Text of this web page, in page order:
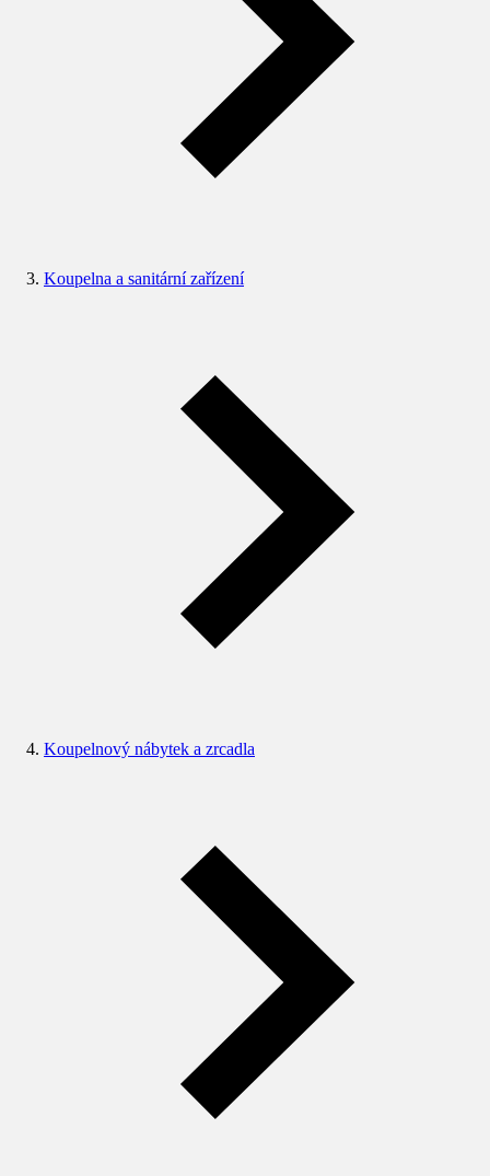
Koupelna a sanitární zařízení
Koupelnový nábytek a zrcadla